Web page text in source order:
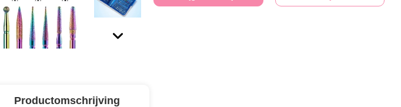
Productomschrijving